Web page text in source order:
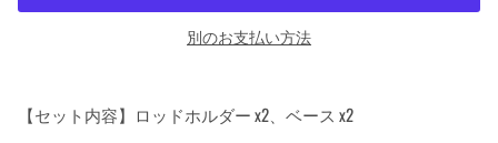
別のお支払い方法
【セット内容】ロッドホルダー x2、ベース x2